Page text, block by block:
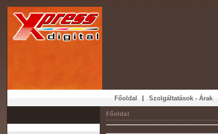
Főoldal | Szolgáltatások - Árak
Főoldal